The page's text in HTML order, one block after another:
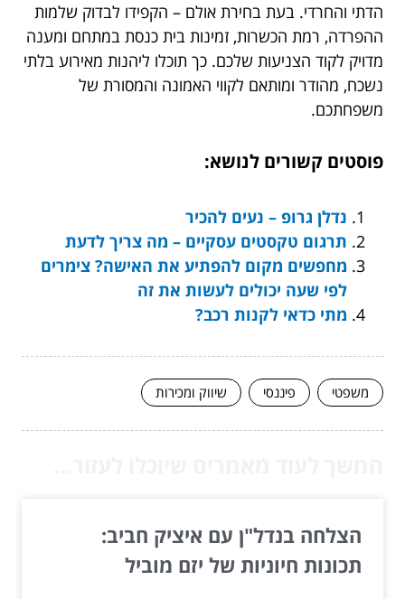
הדתי והחרדי. בעת בחירת אולם – הקפידו לבדוק שלמות
ההפרדה, רמת הכשרות, זמינות בית כנסת במתחם ומענה
מדויק לקוד הצניעות שלכם. כך תוכלו ליהנות מאירוע בלתי
נשכח, מהודר ומותאם לקווי האמונה והמסורת של
משפחתכם.
פוסטים קשורים לנושא:
נדלן גרופ – נעים להכיר
תרגום טקסטים עסקיים – מה צריך לדעת
מחפשים מקום להפתיע את האישה? צימרים
לפי שעה יכולים לעשות את זה
מתי כדאי לקנות רכב?
משפטי פיננסי שיווק ומכירות
הצלחה בנדל"ן עם איציק חביב:
תכונות חיוניות של יזם מוביל